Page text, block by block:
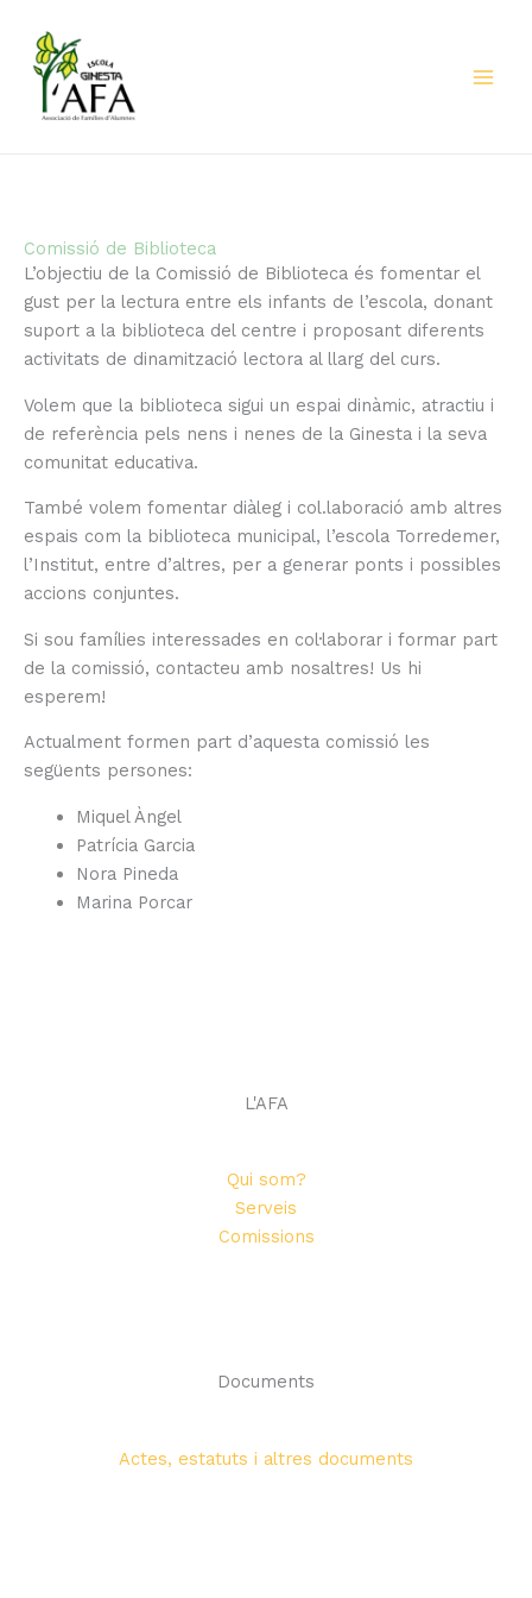
contingut
Comissió de Biblioteca
L’objectiu de la Comissió de Biblioteca és fomentar el
gust per la lectura entre els infants de l’escola, donant
suport a la biblioteca del centre i proposant diferents
activitats de dinamització lectora al llarg del curs.
Volem que la biblioteca sigui un espai dinàmic, atractiu i
de referència pels nens i nenes de la Ginesta i la seva
comunitat educativa.
També volem fomentar diàleg i col.laboració amb altres
espais com la biblioteca municipal, l’escola Torredemer,
l’Institut, entre d’altres, per a generar ponts i possibles
accions conjuntes.
Si sou famílies interessades en col·laborar i formar part
de la comissió, contacteu amb nosaltres! Us hi
esperem!
Actualment formen part d’aquesta comissió les
següents persones:
Miquel Àngel
Patrícia Garcia
Nora Pineda
Marina Porcar
L'AFA
Qui som?
Serveis
Comissions
Documents
Actes, estatuts i altres documents